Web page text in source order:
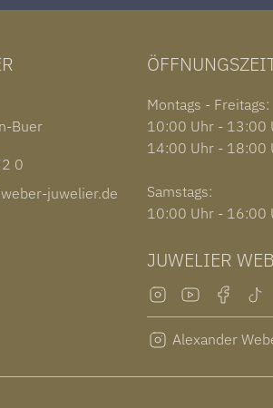
Buer
0
juwelier.de
Montags - Freitags:
10:00 Uhr - 13:00
14:00 Uhr - 18:00
Samstags:
10:00 Uhr - 16:00
JUWELIER
Alexander